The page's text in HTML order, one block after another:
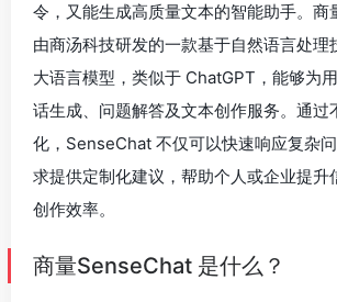
令，又能生成高质量文本的智能助手。
由商汤科技研发的一款基于自然语言处理
大语言模型，类似于 ChatGPT，能够为
话生成、问题解答及文本创作服务。通过
化，SenseChat 不仅可以快速响应复杂
求提供定制化建议，帮助个人或企业提升
创作效率。
商量SenseChat 是什么？